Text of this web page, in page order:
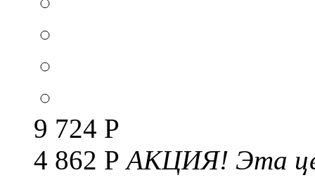
9 724 Р
4 862 РАКЦИЯ! Эта